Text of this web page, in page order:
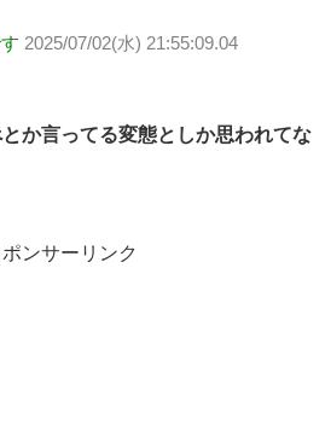
2025/07/02(水) 21:55:09.04
か言ってる変態としか思われてな
ンサーリンク